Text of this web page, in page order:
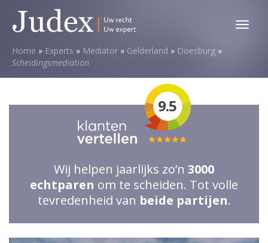
Toggle
Home » Experts » Mediator » Gelderland » Doesburg »
Scheidingsmediation
9.5
Totale
waardering:
5
van
Wij helpen jaarlijks zo’n 3000
echtparen om te scheiden. Tot volle
tevredenheid van beide partijen.